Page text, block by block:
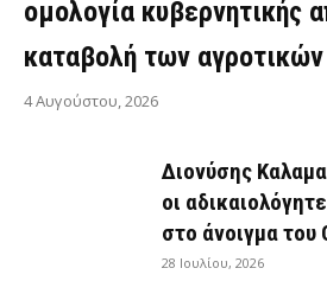
ομολογία κυβερνητικής
καταβολή των
4 Αυγούστου, 2026
Διονύσης
οι
στο άνοιγμα του
28 Ιουλίου, 2026